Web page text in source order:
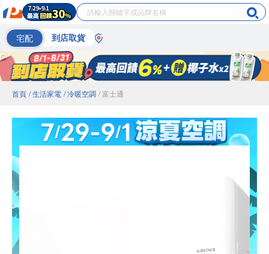
宅配 到店取貨
首頁 / 生活家電 / 冷暖空調 / 富士通